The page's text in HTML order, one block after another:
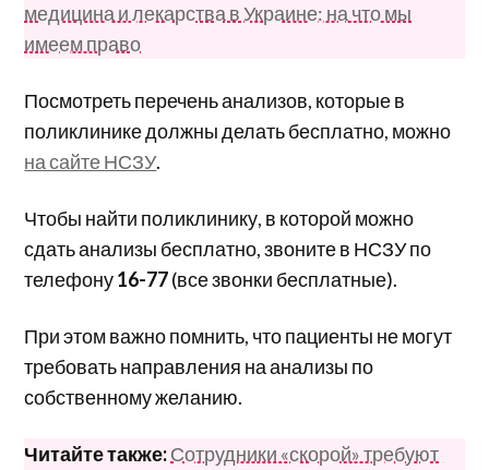
медицина и лекарства в Украине: на что мы
имеем право
Посмотреть перечень анализов, которые в
поликлинике должны делать бесплатно, можно
на сайте НСЗУ.
Чтобы найти поликлинику, в которой можно
сдать анализы бесплатно, звоните в НСЗУ по
телефону16-77(все звонки бесплатные).
При этом важно помнить, что пациенты не могут
требовать направления на анализы по
собственному желанию.
Читайте также:Сотрудники «скорой» требуют